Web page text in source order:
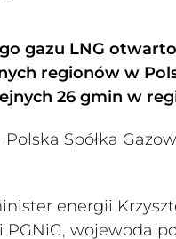
gazu LNG
regionów w
26 gmin w
Spółka
energii
PGNiG, wojewoda